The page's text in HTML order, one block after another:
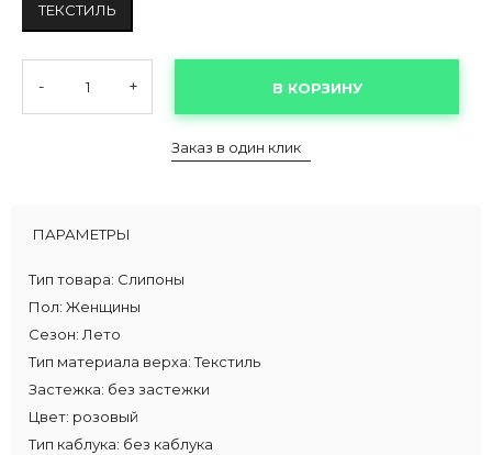
ТЕКСТИЛЬ
- + В КОРЗИНУ
Заказ в один клик
ПАРАМЕТРЫ
Тип товара: Слипоны
Пол: Женщины
Сезон: Лето
Тип материала верха: Текстиль
Застежка: без застежки
Цвет: розовый
Тип каблука: без каблука